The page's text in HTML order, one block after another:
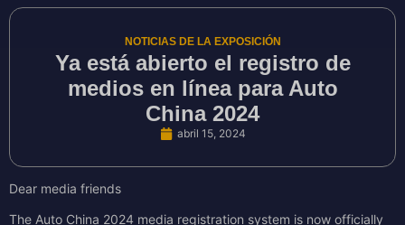
NOTICIAS DE LA EXPOSICIÓN
Ya está abierto el registro de
medios en línea para Auto
China 2024
abril 15, 2024
Dear media friends
The Auto China 2024 media registration system is now officially